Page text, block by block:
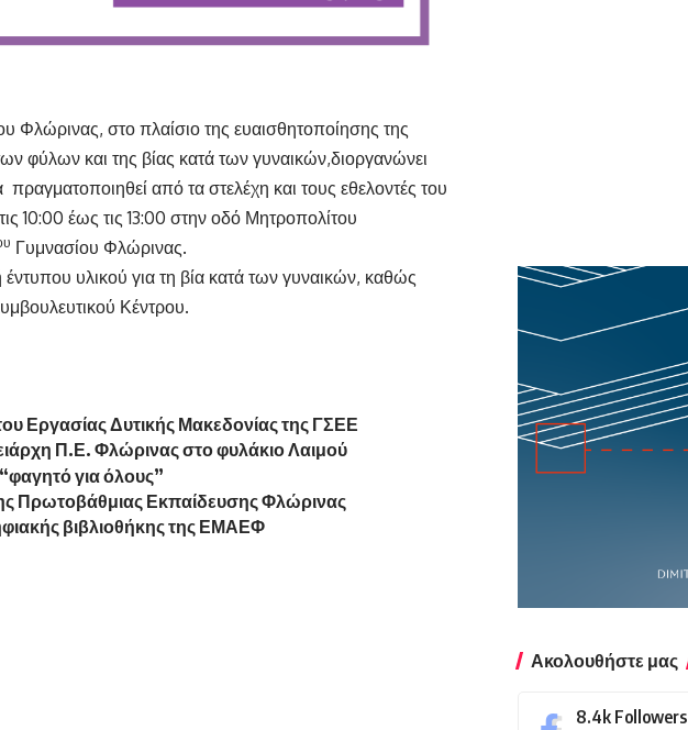
Φλώρινας, στο πλαίσιο της ευαισθητοποίησης της
φύλων και της βίας κατά των γυναικών,διοργανώνει
από τα στελέχη και τους εθελοντές του
10:00 έως τις 13:00 στην οδό Μητροπολίτου
Γυμνασίου Φλώρινας.
έντυπου υλικού για τη βία κατά των γυναικών, καθώς
Κέντρου.
Εργασίας Δυτικής Μακεδονίας της ΓΣΕΕ
Π.Ε. Φλώρινας στο φυλάκιο Λαιμού
για όλους”
Πρωτοβάθμιας Εκπαίδευσης Φλώρινας
βιβλιοθήκης της ΕΜΑΕΦ
Ακολουθήστε μας
8.4k Followers